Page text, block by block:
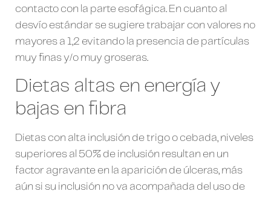
contacto con la parte esofágica. En cuanto al
desvío estándar se sugiere trabajar con valores no
mayores a 1,2 evitando la presencia de partículas
muy finas y/o muy groseras.
Dietas altas en energía y
bajas en fibra
Dietas con alta inclusión de trigo o cebada, niveles
superiores al 50% de inclusión resultan en un
factor agravante en la aparición de úlceras, más
aún si su inclusión no va acompañada del uso de